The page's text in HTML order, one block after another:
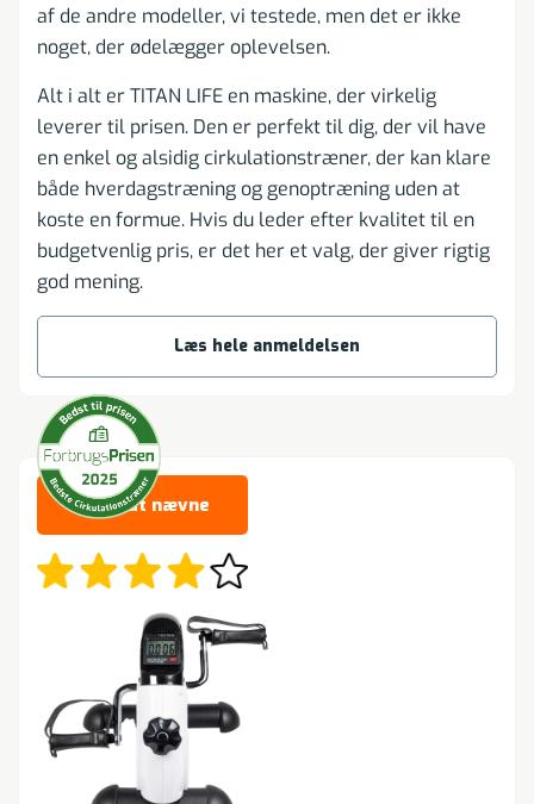
af de andre modeller, vi testede, men det er ikke
noget, der ødelægger oplevelsen.
Alt i alt er TITAN LIFE en maskine, der virkelig
leverer til prisen. Den er perfekt til dig, der vil have
en enkel og alsidig cirkulationstræner, der kan klare
både hverdagstræning og genoptræning uden at
koste en formue. Hvis du leder efter kvalitet til en
budgetvenlig pris, er det her et valg, der giver rigtig
god mening.
Læs hele anmeldelsen
Værd at nævne